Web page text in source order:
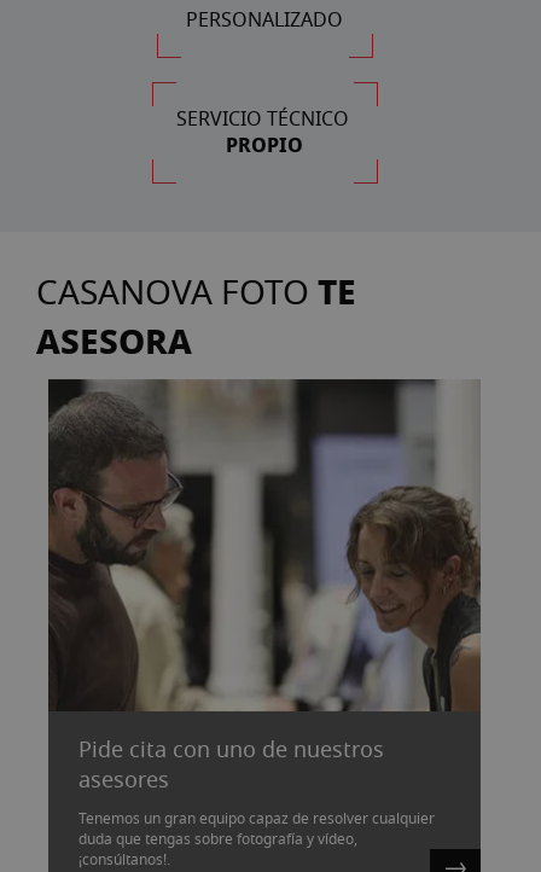
PERSONALIZADO
SERVICIO TÉCNICO
PROPIO
CASANOVA FOTO TE
ASESORA
Pide cita con uno de nuestros
asesores
Tenemos un gran equipo capaz de resolver cualquier
duda que tengas sobre fotografía y vídeo,
¡consúltanos!.